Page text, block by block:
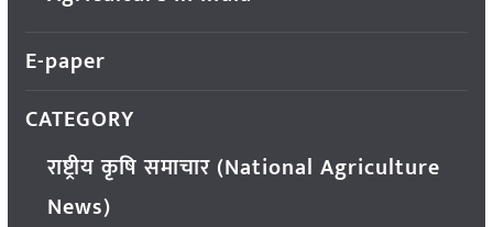
E-paper
CATEGORY
राष्ट्रीय कृषि समाचार (National Agriculture
News)